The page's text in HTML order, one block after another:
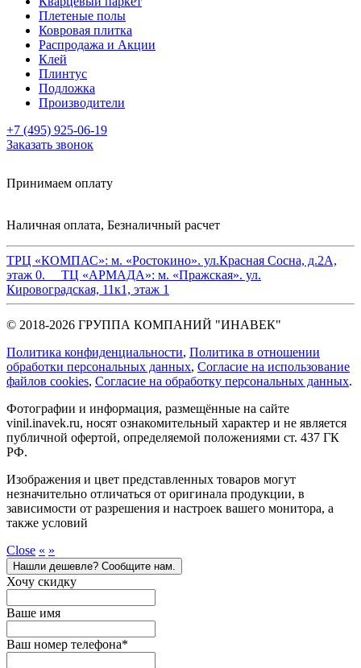
Плетеные полы
Ковровая плитка
Распродажа и Акции
Клей
Плинтус
Подложка
Производители
+7 (495) 925-06-19
Заказать звонок
Принимаем оплату
Наличная оплата, Безналичный расчет
ТРЦ «КОМПАС»: м. «Ростокино». ул.Красная Сосна, д.2А,
этаж 0. ТЦ «АРМАДА»: м. «Пражская». ул.
Кировоградская, 11к1, этаж 1
© 2018-2026 ГРУППА КОМПАНИЙ "ИНАВЕК"
Политика конфиденциальности, Политика в отношении
обработки персональных данных, Cогласие на использование
файлов cookies, Согласие на обработку персональных данных.
Фотографии и информация, размещённые на сайте
vinil.inavek.ru, носят ознакомительный характер и не является
публичной офертой, определяемой положениями ст. 437 ГК
РФ.
Изображения и цвет представленных товаров могут
незначительно отличаться от оригинала продукции, в
зависимости от разрешения и настроек вашего монитора, а
также условий
Close « »
Нашли дешевле? Сообщите нам.
Хочу скидку
Ваше имя
Ваш номер телефона*